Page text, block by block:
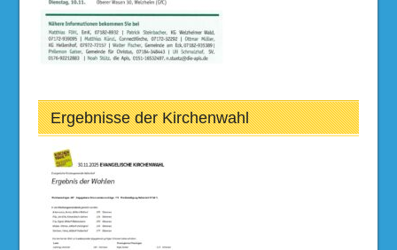
Ergebnisse der Kirchenwahl